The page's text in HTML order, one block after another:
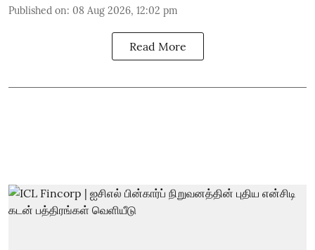
Published on: 08 Aug 2026, 12:02 pm
Read More